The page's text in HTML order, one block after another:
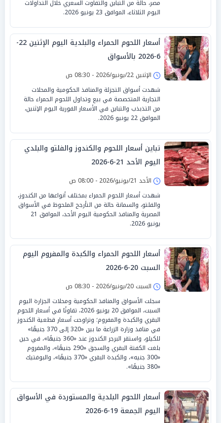
مصر، حالة من التباين والتفاوت السعري خلال التداولات
اليوم الثلاثاء، الموافق 23 يونيو 2026.
أسعار اللحوم الحمراء والبلدية اليوم الإثنين 22-
6-2026 بالأسواق
الإثنين 22/يونيو/2026 - 08:30 ص
شهدت أسواق التجزئة والمنافذ الحكومية والمحلات
التجارية المتخصصة في بيع وتداول اللحوم الحمراء حالة
من التذبذب والتباين في الأسعار الفورية اليوم الإثنين،
الموافق 22 يونيو 2026.
تباين أسعار اللحوم والكندوز والفلتو والبلدي
اليوم الأحد 21-6-2026
الأحد 21/يونيو/2026 - 08:00 ص
شهدت أسعار اللحوم الحمراء بمختلف أنواعها من الكندوز،
والفلتو، والسمانة حالة من التأرجح الملحوظ في الأسواق
المصرية والمنافذ الحكومية اليوم الأحد، الموافق 21
يونيو 2026.
أسعار اللحوم الحمراء والكبدة والمفروم اليوم
السبت 20-6-2026
السبت 20/يونيو/2026 - 08:30 ص
سجلت الأسواق والمنافذ الحكومية ومحلات الجزارة اليوم
السبت، الموافق 20 يونيو 2026، تفاوتًا في أسعار اللحوم
البقري والكبدة والمفروم؛ وتراوحت أسعار قطعية الكندوز
في منافذ وزارة الزراعة ما بين «320 إلى 370 جنيهًا»
للكيلو، واستقر البرجر الكندوز عند «360 جنيهًا»، في حين
بلغت الكفتة البقري والسجق «290 جنيهًا»، والمفروم
«300 جنيه»، والكبدة البقري «370 جنيهًا»، والبوفتيك
«380 جنيهًا».
أسعار اللحوم البلدية والمستوردة في الأسواق
اليوم الجمعة 19-6-2026